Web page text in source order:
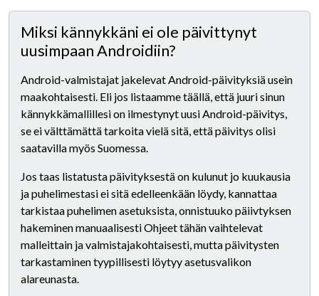
Miksi kännykkäni ei ole päivittynyt
uusimpaan Androidiin?
Android-valmistajat jakelevat Android-päivityksiä usein
maakohtaisesti. Eli jos listaamme täällä, että juuri sinun
kännykkämallillesi on ilmestynyt uusi Android-päivitys,
se ei välttämättä tarkoita vielä sitä, että päivitys olisi
saatavilla myös Suomessa.
Jos taas listatusta päivityksestä on kulunut jo kuukausia
ja puhelimestasi ei sitä edelleenkään löydy, kannattaa
tarkistaa puhelimen asetuksista, onnistuuko päiivtyksen
hakeminen manuaalisesti Ohjeet tähän vaihtelevat
malleittain ja valmistajakohtaisesti, mutta päivitysten
tarkastaminen tyypillisesti löytyy asetusvalikon
alareunasta.